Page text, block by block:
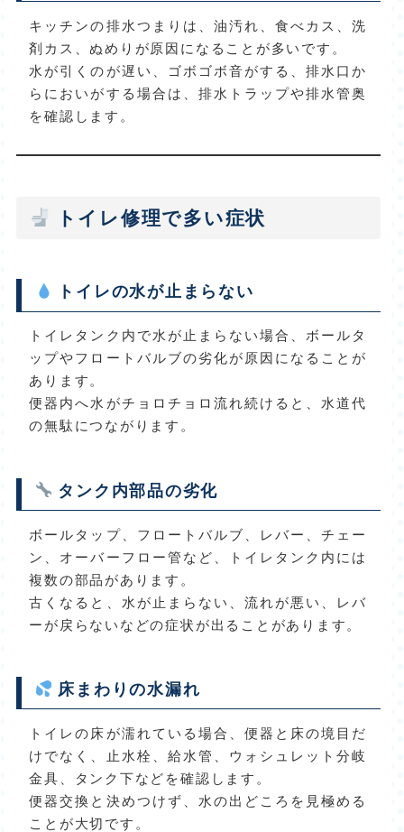
キッチンの排水つまりは、油汚れ、食べカス、洗
剤カス、ぬめりが原因になることが多いです。
水が引くのが遅い、ゴボゴボ音がする、排水口か
らにおいがする場合は、排水トラップや排水管奥
を確認します。
トイレ修理で多い症状
トイレの水が止まらない
トイレタンク内で水が止まらない場合、ボールタ
ップやフロートバルブの劣化が原因になることが
あります。
便器内へ水がチョロチョロ流れ続けると、水道代
の無駄につながります。
タンク内部品の劣化
ボールタップ、フロートバルブ、レバー、チェー
ン、オーバーフロー管など、トイレタンク内には
複数の部品があります。
古くなると、水が止まらない、流れが悪い、レバ
ーが戻らないなどの症状が出ることがあります。
床まわりの水漏れ
トイレの床が濡れている場合、便器と床の境目だ
けでなく、止水栓、給水管、ウォシュレット分岐
金具、タンク下などを確認します。
便器交換と決めつけず、水の出どころを見極める
ことが大切です。